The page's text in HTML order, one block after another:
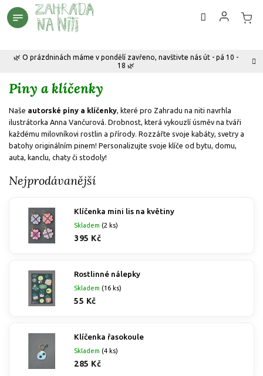
Přejít
na
🌿 O prázdninách máme v pondělí zavřeno, navštivte nás út - pá 10 -
18 🌿
Piny a klíčenky
Naše autorské piny a klíčenky, které pro Zahradu na niti navrhla
ilustrátorka Anna Vančurová. Drobnost, která vykouzlí úsměv na tváři
každému milovníkovi rostlin a přírody. Rozzářte svoje kabáty, svetry a
batohy originálním pinem! Personalizujte svoje klíče od bytu, domu,
auta, kanclu, chaty či stodoly!
Nejprodávanější
Klíčenka mini lis na květiny
Skladem (2 ks)
395 Kč
Rostlinné nálepky
Skladem (16 ks)
55 Kč
Klíčenka řasokoule
Skladem (4 ks)
285 Kč